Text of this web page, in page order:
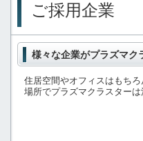
ご採用企業
様々な企業がプラズマ
住居空間やオフィスはもち
場所でプラズマクラスター